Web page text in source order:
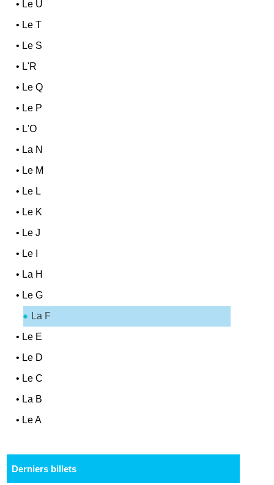
• Le U
• Le T
• Le S
• L'R
• Le Q
• Le P
• L'O
• La N
• Le M
• Le L
• Le K
• Le J
• Le I
• La H
• Le G
La F
• Le E
• Le D
• Le C
• La B
• Le A
Derniers billets